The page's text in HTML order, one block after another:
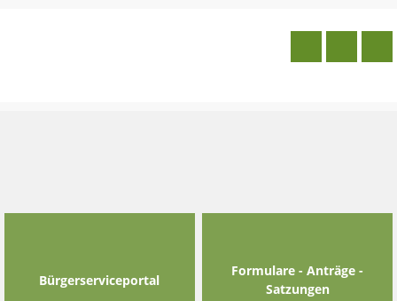
Bürgerserviceportal
Formulare - Anträge -
Satzungen